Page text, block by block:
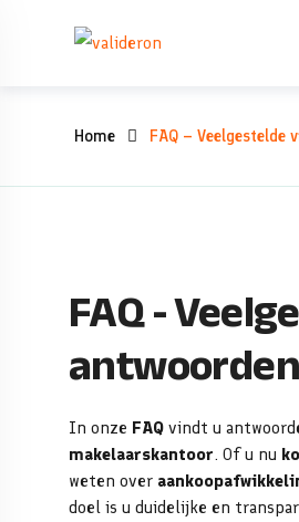
Home FAQ – Veelgestelde
FAQ -
antwoorden
In onze FAQ vindt u
makelaarskantoor. Of u nu
weten over
doel is u duidelijke en